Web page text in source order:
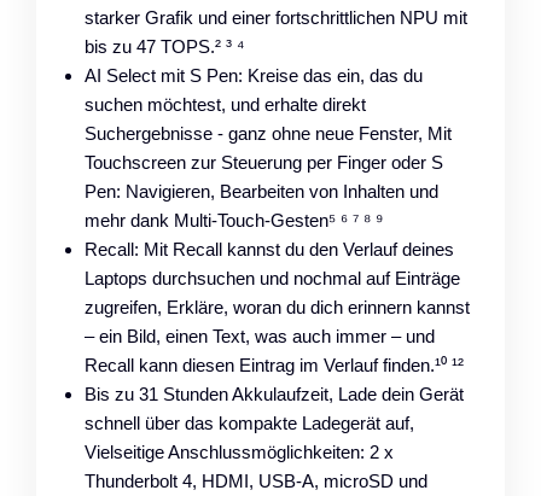
starker Grafik und einer fortschrittlichen NPU mit
bis zu 47 TOPS.² ³ ⁴
AI Select mit S Pen: Kreise das ein, das du
suchen möchtest, und erhalte direkt
Suchergebnisse - ganz ohne neue Fenster, Mit
Touchscreen zur Steuerung per Finger oder S
Pen: Navigieren, Bearbeiten von Inhalten und
mehr dank Multi-Touch-Gesten⁵ ⁶ ⁷ ⁸ ⁹
Recall: Mit Recall kannst du den Verlauf deines
Laptops durchsuchen und nochmal auf Einträge
zugreifen, Erkläre, woran du dich erinnern kannst
– ein Bild, einen Text, was auch immer – und
Recall kann diesen Eintrag im Verlauf finden.¹⁰ ¹²
Bis zu 31 Stunden Akkulaufzeit, Lade dein Gerät
schnell über das kompakte Ladegerät auf,
Vielseitige Anschlussmöglichkeiten: 2 x
Thunderbolt 4, HDMI, USB-A, microSD und